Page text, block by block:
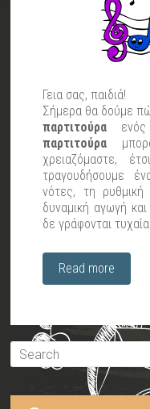
Γεια σας, παιδιά!
Σήμερα θα δούμε
παρτιτούρα ενός
παρτιτούρα
χρειαζόμαστε,
τραγουδήσουμε
νότες, τη
δυναμική αγωγή
δε γράφονται
Read more